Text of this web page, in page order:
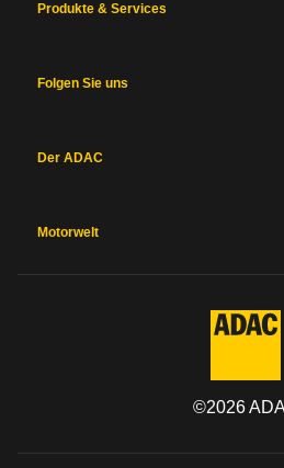
Produkte & Services
Folgen Sie uns
Der ADAC
Motorwelt
©2026